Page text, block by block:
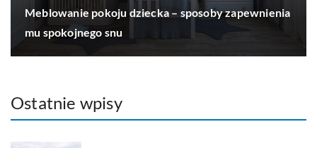
Meblowanie pokoju dziecka – sposoby zapewnienia
mu spokojnego snu
Ostatnie wpisy